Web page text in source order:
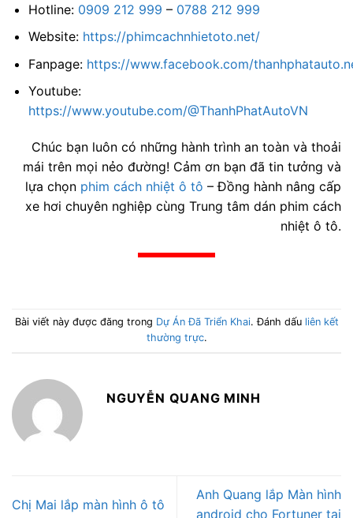
Hotline: 0909 212 999 – 0788 212 999
Website: https://phimcachnhietoto.net/
Fanpage: https://www.facebook.com/
Youtube:
https://www.youtube.com/@ThanhPhatAutoVN
Chúc bạn luôn có những hành trình an toàn và thoải
mái trên mọi nẻo đường! Cảm ơn bạn đã tin tưởng và
lựa chọn phim cách nhiệt ô tô – Đồng hành nâng cấp
xe hơi chuyên nghiệp cùng Trung tâm dán phim cách
nhiệt ô tô.
Bài viết này được đăng trong Dự Án Đã Triển Khai. Đánh dấu liên kết
thường trực.
NGUYỄN QUANG MINH
Chị Mai lắp màn hình ô tô
Anh Quang lắp Màn hình
android cho Fortuner tại